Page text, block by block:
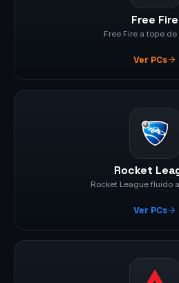
Free Fire
Free Fire a tope
Ver PCs
Rocket
Rocket League fluido
Ver PCs